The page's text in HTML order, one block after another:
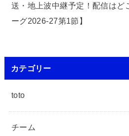
送・地上波中継予定！配信はど
ーグ2026-27第1節】
カテゴリー
toto
チーム